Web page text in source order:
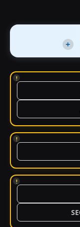
+
!
!
!